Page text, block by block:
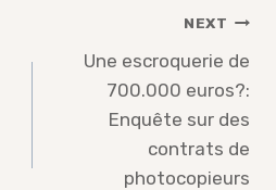
NEXT
Une escroquerie de
700.000 euros?:
Enquête sur des
contrats de
photocopieurs